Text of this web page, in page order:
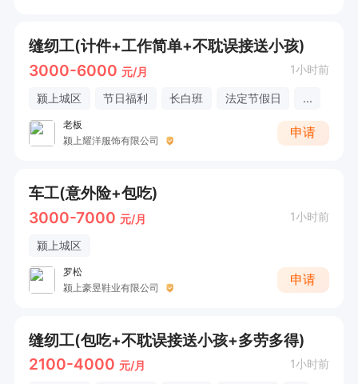
缝纫工(计件+工作简单+不耽误接送小孩)
3000-6000 元/月 1小时前
颍上城区 节日福利 长白班 法定节假日 ...
老板
颍上耀洋服饰有限公司
申请
车工(意外险+包吃)
3000-7000 元/月 1小时前
颍上城区
罗松
颍上豪昱鞋业有限公司
申请
缝纫工(包吃+不耽误接送小孩+多劳多得)
2100-4000 元/月 1小时前